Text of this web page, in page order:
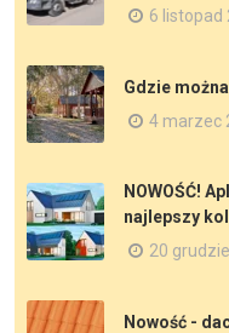
6 listopad
Gdzie
4 marzec
NOWOŚĆ!
najlepszy
20
Nowość -